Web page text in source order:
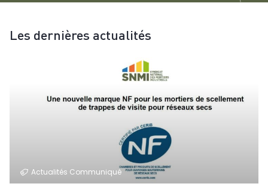
Les dernières actualités
Actualités Communiqué